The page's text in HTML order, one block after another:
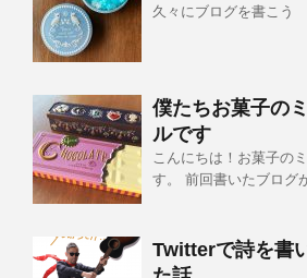
久々にブログを書こう
僕たちお菓子の
ルです
こんにちは！お菓子の
す。 前回書いたブログ
Twitterで詩を書